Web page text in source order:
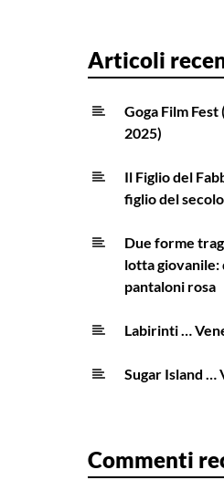
Articoli
Goga Film
2025)
Il Figlio del
figlio del
Due forme
lotta giovanile:
pantaloni rosa
Labirinti …
Sugar Island …
Commenti